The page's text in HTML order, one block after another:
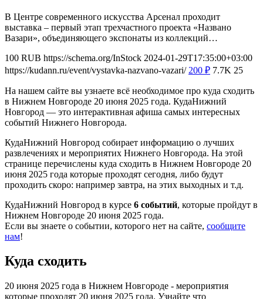
В Центре современного искусства Арсенал проходит
выставка – первый этап трехчастного проекта «Названо
Вазари», объединяющего экспонаты из коллекций…
100 RUB https://schema.org/InStock 2024-01-29T17:35:00+03:00
https://kudann.ru/event/vystavka-nazvano-vazari/ 200 ₽ 7.7K 25
На нашем сайте вы узнаете всё необходимое про куда сходить
в Нижнем Новгороде 20 июня 2025 года. КудаНижний
Новгород — это интерактивная афиша самых интересных
событий Нижнего Новгорода.
КудаНижний Новгород собирает информацию о лучших
развлечениях и мероприятих Нижнего Новгорода. На этой
странице перечислены куда сходить в Нижнем Новгороде 20
июня 2025 года которые проходят сегодня, либо будут
проходить скоро: например завтра, на этих выходных и т.д.
КудаНижний Новгород в курсе 6 событий, которые пройдут в
Нижнем Новгороде 20 июня 2025 года.
Если вы знаете о событии, которого нет на сайте, сообщите
нам!
Куда сходить
20 июня 2025 года в Нижнем Новгороде - мероприятия
которые проходят 20 июня 2025 года. Узнайте что